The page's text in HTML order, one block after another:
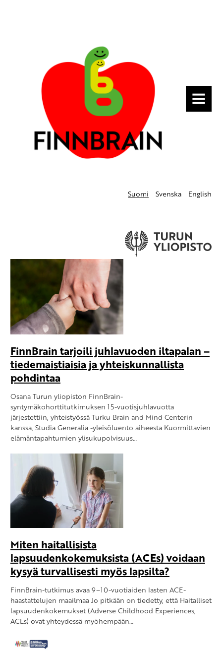
MENU
Suomi Svenska English
FinnBrain tarjoili juhlavuoden iltapalan –
tiedemaistiaisia ja yhteiskunnallista
pohdintaa
Osana Turun yliopiston FinnBrain-
syntymäkohorttitutkimuksen 15-vuotisjuhlavuotta
järjestettiin, yhteistyössä Turku Brain and Mind Centerin
kanssa, Studia Generalia -yleisöluento aiheesta Kuormittavien
elämäntapahtumien ylisukupolvisuus…
Miten haitallisista
lapsuudenkokemuksista (ACEs) voidaan
kysyä turvallisesti myös lapsilta?
FinnBrain-tutkimus avaa 9–10-vuotiaiden lasten ACE-
haastattelujen maailmaa Jo pitkään on tiedetty, että Haitalliset
lapsuudenkokemukset (Adverse Childhood Experiences,
ACEs) ovat yhteydessä myöhempään…